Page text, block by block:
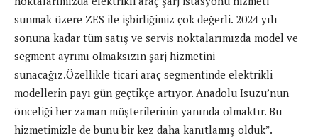
sunmak üzere ZES ile işbirliğimiz çok değerli. 2024 yılı
sonuna kadar tüm satış ve servis noktalarımızda model ve
segment ayrımı olmaksızın şarj hizmetini
sunacağız.Özellikle ticari araç segmentinde elektrikli
modellerin payı gün geçtikçe artıyor. Anadolu Isuzu’nun
önceliği her zaman müşterilerinin yanında olmaktır. Bu
hizmetimizle de bunu bir kez daha kanıtlamış olduk”.